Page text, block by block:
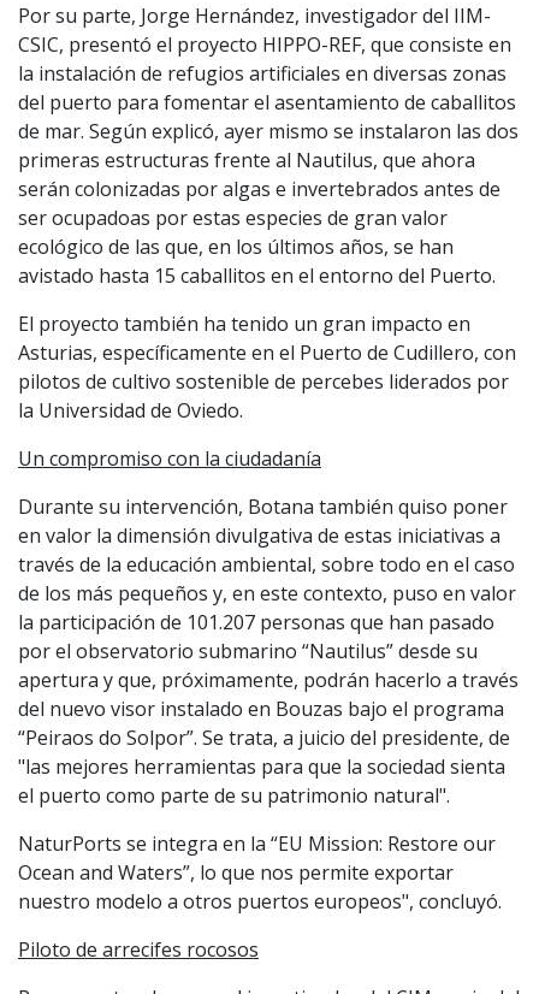
Por su parte, Jorge Hernández, investigador del IIM-
CSIC, presentó el proyecto HIPPO-REF, que consiste en
la instalación de refugios artificiales en diversas zonas
del puerto para fomentar el asentamiento de caballitos
de mar. Según explicó, ayer mismo se instalaron las dos
primeras estructuras frente al Nautilus, que ahora
serán colonizadas por algas e invertebrados antes de
ser ocupadoas por estas especies de gran valor
ecológico de las que, en los últimos años, se han
avistado hasta 15 caballitos en el entorno del Puerto.
El proyecto también ha tenido un gran impacto en
Asturias, específicamente en el Puerto de Cudillero, con
pilotos de cultivo sostenible de percebes liderados por
la Universidad de Oviedo.
Un compromiso con la ciudadanía
Durante su intervención, Botana también quiso poner
en valor la dimensión divulgativa de estas iniciativas a
través de la educación ambiental, sobre todo en el caso
de los más pequeños y, en este contexto, puso en valor
la participación de 101.207 personas que han pasado
por el observatorio submarino “Nautilus” desde su
apertura y que, próximamente, podrán hacerlo a través
del nuevo visor instalado en Bouzas bajo el programa
“Peiraos do Solpor”. Se trata, a juicio del presidente, de
"las mejores herramientas para que la sociedad sienta
el puerto como parte de su patrimonio natural".
NaturPorts se integra en la “EU Mission: Restore our
Ocean and Waters”, lo que nos permite exportar
nuestro modelo a otros puertos europeos", concluyó.
Piloto de arrecifes rocosos